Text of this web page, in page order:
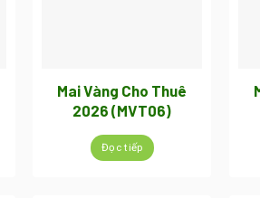
Mai Vàng Cho Thuê
2026 (MVT06)
Đọc tiếp